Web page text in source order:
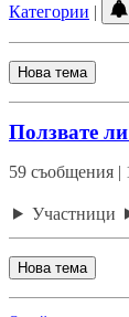
Категории |
Нова тема
Ползвате
59 съобщения |
Участници
Нова тема